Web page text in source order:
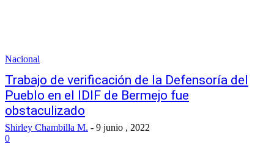
Nacional
Trabajo de verificación de la Defensoría del
Pueblo en el IDIF de Bermejo fue
obstaculizado
Shirley Chambilla M. - 9 junio , 2022
0